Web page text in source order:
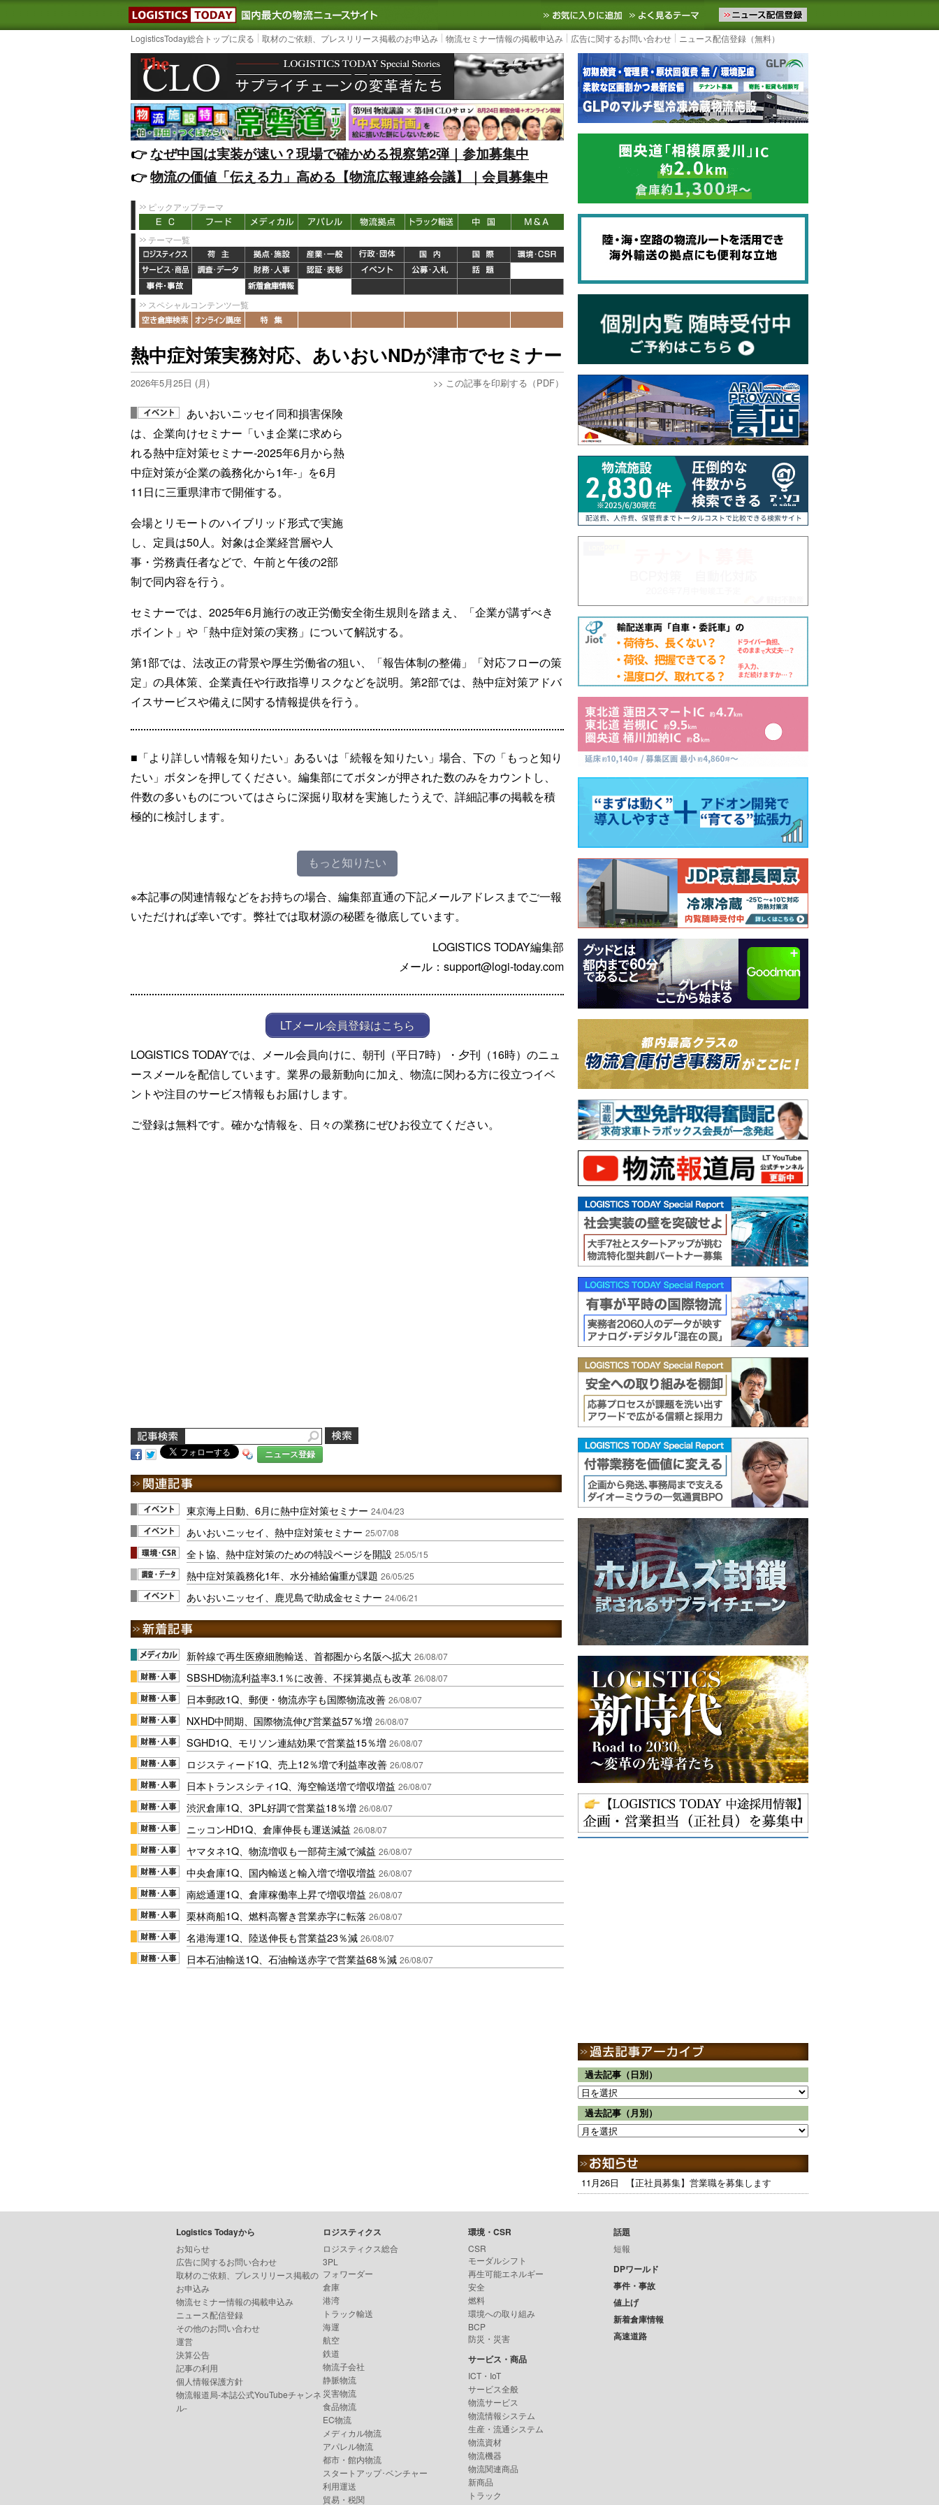
LOGISTICS TODAY｜国内最大の物流ニュースサイト3PL, SCMなど国内外の最新の物流ニュースをお届けします。物流ニュースメール配信を登録す
お気に入りに追加 よく見るテーマ
LogisticsToday総合トップに戻る 取材のご依頼、プレスリリース掲載のお申込み 物流セミナー情報の掲載申込み 広告に関するお問い合わせ ニュース配信登録（無料）
👉️なぜ中国は実装が速い？現場で確かめる視察第2弾｜参加募集中
👉️物流の価値「伝える力」高める【物流広報連絡会議】｜会員募集中
ピックアップテーマ
テーマ一覧
スペシャルコンテンツ一覧
熱中症対策実務対応、あいおいNDが津市でセミナー
2026年5月25日 (月) >> この記事を印刷する（PDF）
あいおいニッセイ同和損害保険
は、企業向けセミナー「いま企業に求めら
れる熱中症対策セミナー-2025年6月から熱
中症対策が企業の義務化から1年-」を6月
11日に三重県津市で開催する。
会場とリモートのハイブリッド形式で実施
し、定員は50人。対象は企業経営層や人
事・労務責任者などで、午前と午後の2部
制で同内容を行う。
セミナーでは、2025年6月施行の改正労働安全衛生規則を踏まえ、「企業が講ずべき
ポイント」や「熱中症対策の実務」について解説する。
第1部では、法改正の背景や厚生労働省の狙い、「報告体制の整備」「対応フローの策
定」の具体策、企業責任や行政指導リスクなどを説明。第2部では、熱中症対策アドバ
イスサービスや備えに関する情報提供を行う。
■「より詳しい情報を知りたい」あるいは「続報を知りたい」場合、下の「もっと知り
たい」ボタンを押してください。編集部にてボタンが押された数のみをカウントし、
件数の多いものについてはさらに深掘り取材を実施したうえで、詳細記事の掲載を積
極的に検討します。
もっと知りたい
※本記事の関連情報などをお持ちの場合、編集部直通の下記メールアドレスまでご一報
いただければ幸いです。弊社では取材源の秘匿を徹底しています。
LOGISTICS TODAY編集部
メール：support@logi-today.com
LTメール会員登録はこちら
LOGISTICS TODAYでは、メール会員向けに、朝刊（平日7時）・夕刊（16時）のニュ
ースメールを配信しています。業界の最新動向に加え、物流に関わる方に役立つイベ
ントや注目のサービス情報もお届けします。
ご登録は無料です。確かな情報を、日々の業務にぜひお役立てください。
ニュース登録
東京海上日動、6月に熱中症対策セミナー 24/04/23
あいおいニッセイ、熱中症対策セミナー 25/07/08
全ト協、熱中症対策のための特設ページを開設 25/05/15
熱中症対策義務化1年、水分補給偏重が課題 26/05/25
あいおいニッセイ、鹿児島で助成金セミナー 24/06/21
新幹線で再生医療細胞輸送、首都圏から名阪へ拡大 26/08/07
SBSHD物流利益率3.1％に改善、不採算拠点も改革 26/08/07
日本郵政1Q、郵便・物流赤字も国際物流改善 26/08/07
NXHD中間期、国際物流伸び営業益57％増 26/08/07
SGHD1Q、モリソン連結効果で営業益15％増 26/08/07
ロジスティード1Q、売上12％増で利益率改善 26/08/07
日本トランスシティ1Q、海空輸送増で増収増益 26/08/07
渋沢倉庫1Q、3PL好調で営業益18％増 26/08/07
ニッコンHD1Q、倉庫伸長も運送減益 26/08/07
ヤマタネ1Q、物流増収も一部荷主減で減益 26/08/07
中央倉庫1Q、国内輸送と輸入増で増収増益 26/08/07
南総通運1Q、倉庫稼働率上昇で増収増益 26/08/07
栗林商船1Q、燃料高響き営業赤字に転落 26/08/07
名港海運1Q、陸送伸長も営業益23％減 26/08/07
日本石油輸送1Q、石油輸送赤字で営業益68％減 26/08/07
過去記事（日別）
過去記事（月別）
11月26日 【正社員募集】営業職を募集します
Logistics Todayから
お知らせ
広告に関するお問い合わせ
取材のご依頼、プレスリリース掲載の
お申込み
物流セミナー情報の掲載申込み
ニュース配信登録
その他のお問い合わせ
運営
決算公告
記事の利用
個人情報保護方針
物流報道局-本誌公式YouTubeチャンネ
ル-
ロジスティクス
ロジスティクス総合
3PL
フォワーダー
倉庫
港湾
トラック輸送
海運
航空
鉄道
物流子会社
静脈物流
災害物流
食品物流
EC物流
メディカル物流
アパレル物流
都市・館内物流
スタートアップ･ベンチャー
利用運送
貿易・税関
環境・CSR
CSR
モーダルシフト
再生可能エネルギー
安全
燃料
環境への取り組み
BCP
防災・災害
サービス・商品
ICT・IoT
サービス全般
物流サービス
物流情報システム
生産・流通システム
物流資材
物流機器
物流関連商品
新商品
トラック
話題
短報
DPワールド
事件・事故
値上げ
新着倉庫情報
高速道路